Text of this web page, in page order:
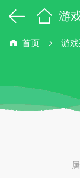
游
首页 游